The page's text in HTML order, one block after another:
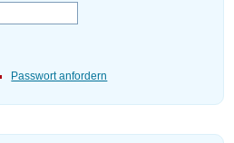
Passwort anfordern